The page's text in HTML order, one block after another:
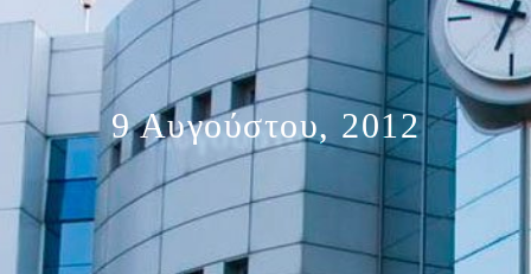
9 Αυγούστου, 2012